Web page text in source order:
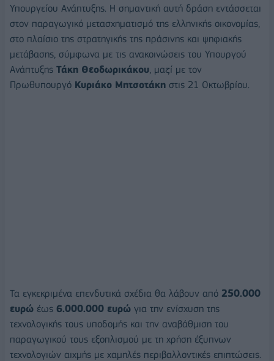
Υπουργείου Ανάπτυξης. Η σημαντική αυτή δράση εντάσσεται
στον παραγωγικό μετασχηματισμό της ελληνικής οικονομίας,
στο πλαίσιο της στρατηγικής της πράσινης και ψηφιακής
μετάβασης, σύμφωνα με τις ανακοινώσεις του Υπουργού
Ανάπτυξης Τάκη Θεοδωρικάκου, μαζί με τον
Πρωθυπουργό Κυριάκο Μητσοτάκη στις 21 Οκτωβρίου.
Τα εγκεκριμένα επενδυτικά σχέδια θα λάβουν από 250.000
ευρώ έως 6.000.000 ευρώ για την ενίσχυση της
τεχνολογικής τους υποδομής και την αναβάθμιση του
παραγωγικού τους εξοπλισμού με τη χρήση έξυπνων
τεχνολογιών αιχμής με χαμηλές περιβαλλοντικές επιπτώσεις.